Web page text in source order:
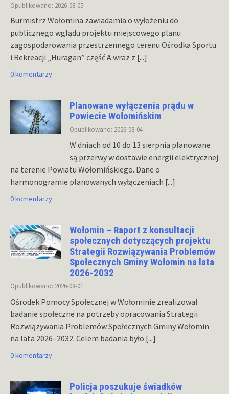
Opublikowano: 2026-08-05
Burmistrz Wołomina zawiadamia o wyłożeniu do
publicznego wglądu projektu miejscowego planu
zagospodarowania przestrzennego terenu Ośrodka Sportu
i Rekreacji „Huragan” część A wraz z [...]
0 komentarzy
Planowane wyłączenia prądu w
Powiecie Wołomińskim
Opublikowano: 2026-08-04
W dniach od 10 do 13 sierpnia planowane
są przerwy w dostawie energii elektrycznej
na terenie Powiatu Wołomińskiego. Dane o
harmonogramie planowanych wyłączeniach [...]
0 komentarzy
Wołomin – Raport z konsultacji
społecznych dotyczących projektu
Strategii Rozwiązywania Problemów
Społecznych Gminy Wołomin na lata
2026-2032
Opublikowano: 2026-08-01
Ośrodek Pomocy Społecznej w Wołominie zrealizował
badanie społeczne na potrzeby opracowania Strategii
Rozwiązywania Problemów Społecznych Gminy Wołomin
na lata 2026–2032. Celem badania było [...]
0 komentarzy
Policja poszukuje świadków